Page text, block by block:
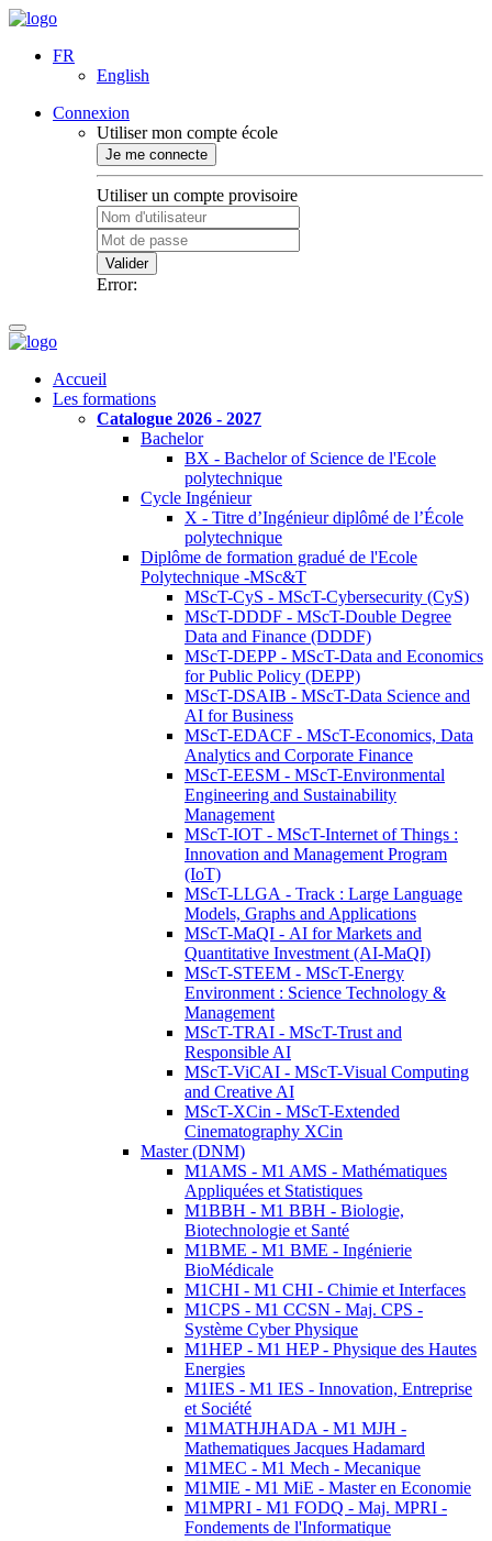
FR
English
Connexion
Utiliser mon compte école
Je me connecte
Utiliser un compte provisoire
Valider
Error:
Accueil
Les formations
Catalogue 2026 - 2027
Bachelor
BX - Bachelor of Science de l'Ecole
polytechnique
Cycle Ingénieur
X - Titre d’Ingénieur diplômé de l’École
polytechnique
Diplôme de formation gradué de l'Ecole
Polytechnique -MSc&T
MScT-CyS - MScT-Cybersecurity (CyS)
MScT-DDDF - MScT-Double Degree
Data and Finance (DDDF)
MScT-DEPP - MScT-Data and Economics
for Public Policy (DEPP)
MScT-DSAIB - MScT-Data Science and
AI for Business
MScT-EDACF - MScT-Economics, Data
Analytics and Corporate Finance
MScT-EESM - MScT-Environmental
Engineering and Sustainability
Management
MScT-IOT - MScT-Internet of Things :
Innovation and Management Program
(IoT)
MScT-LLGA - Track : Large Language
Models, Graphs and Applications
MScT-MaQI - AI for Markets and
Quantitative Investment (AI-MaQI)
MScT-STEEM - MScT-Energy
Environment : Science Technology &
Management
MScT-TRAI - MScT-Trust and
Responsible AI
MScT-ViCAI - MScT-Visual Computing
and Creative AI
MScT-XCin - MScT-Extended
Cinematography XCin
Master (DNM)
M1AMS - M1 AMS - Mathématiques
Appliquées et Statistiques
M1BBH - M1 BBH - Biologie,
Biotechnologie et Santé
M1BME - M1 BME - Ingénierie
BioMédicale
M1CHI - M1 CHI - Chimie et Interfaces
M1CPS - M1 CCSN - Maj. CPS -
Système Cyber Physique
M1HEP - M1 HEP - Physique des Hautes
Energies
M1IES - M1 IES - Innovation, Entreprise
et Société
M1MATHJHADA - M1 MJH -
Mathematiques Jacques Hadamard
M1MEC - M1 Mech - Mecanique
M1MIE - M1 MiE - Master en Economie
M1MPRI - M1 FODQ - Maj. MPRI -
Fondements de l'Informatique